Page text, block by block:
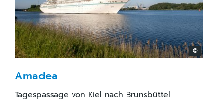
©
Amadea
Tagespassage von Kiel nach Brunsbüttel